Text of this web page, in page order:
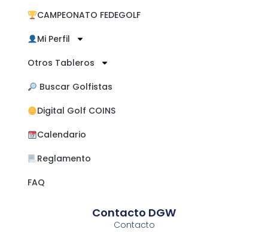
CAMPEONATO FEDEGOLF
Mi Perfil
Otros Tableros
​ Buscar Golfistas
Digital Golf COINS
Calendario
Reglamento
FAQ
Contacto DGW
Contacto